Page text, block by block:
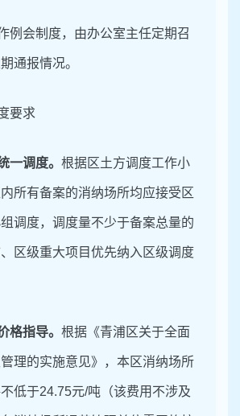
例会制度，由办公室主任定期召
通报情况。
要求
一调度。 根据区土方调度工作小
所有备案的消纳场所均应接受区
调度，调度量不少于备案总量的
区级重大项目优先纳入区级调度
格指导。 根据《青浦区关于全面
理的实施意见》，本区消纳场所
低于24.75元/吨（该费用不涉及